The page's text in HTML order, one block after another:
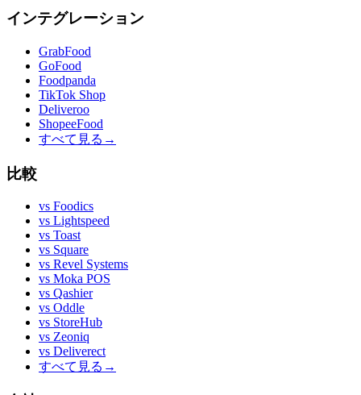
インテグレーション
GrabFood
GoFood
Foodpanda
TikTok Shop
Deliveroo
ShopeeFood
すべて見る →
比較
vs Foodics
vs Lightspeed
vs Toast
vs Square
vs Revel Systems
vs Moka POS
vs Qashier
vs Oddle
vs StoreHub
vs Zeoniq
vs Deliverect
すべて見る →